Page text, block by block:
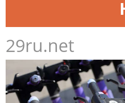
29ru.net